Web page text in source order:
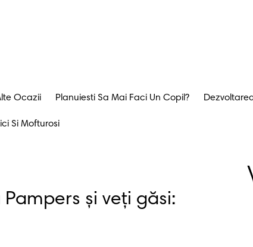
Ocazii Planuiesti Sa Mai Faci Un Copil?
Si Mofturosi